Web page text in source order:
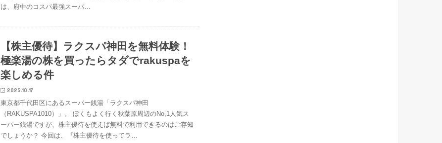
は、府中のコスパ最強スーパ…
【株主優待】ラクスパ神田を無料体験！
極楽湯の株を買ったらタダでrakuspaを
楽しめる件
2025.10.17
東京都千代田区にあるスーパー銭湯「ラクスパ神田
（RAKUSPA1010）」。 ぼくもよく行く秋葉原周辺のNo,1人気ス
ーパー銭湯ですが、株主優待を使えば無料で利用できるのはご存知
でしょうか？ 今回は、『株主優待を使ってラ…